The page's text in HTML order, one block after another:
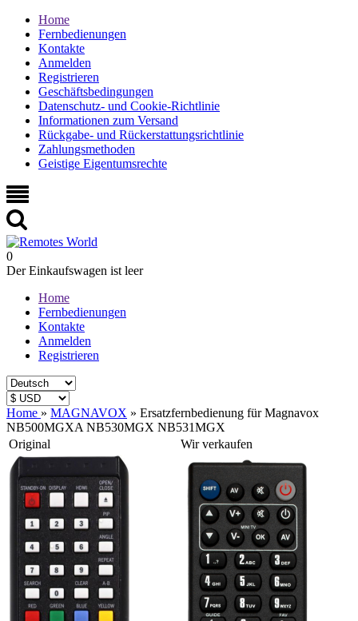
Home
Fernbedienungen
Kontakte
Anmelden
Registrieren
Geschäftsbedingungen
Datenschutz- und Cookie-Richtlinie
Informationen zum Versand
Rückgabe- und Rückerstattungsrichtlinie
Zahlungsmethoden
Geistige Eigentumsrechte
0
Der Einkaufswagen ist leer
Home
Fernbedienungen
Kontakte
Anmelden
Registrieren
Home » MAGNAVOX » Ersatzfernbedienung für Magnavox
NB500MGXA NB530MGX NB531MGX
Original
Wir verkaufen